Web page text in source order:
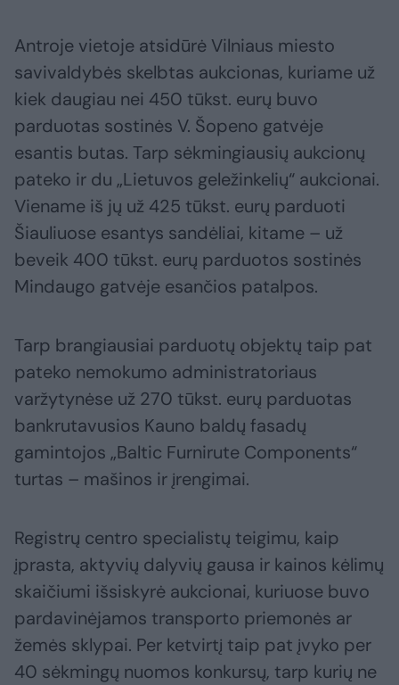
Antroje vietoje atsidūrė Vilniaus miesto
savivaldybės skelbtas aukcionas, kuriame už
kiek daugiau nei 450 tūkst. eurų buvo
parduotas sostinės V. Šopeno gatvėje
esantis butas. Tarp sėkmingiausių aukcionų
pateko ir du „Lietuvos geležinkelių“ aukcionai.
Viename iš jų už 425 tūkst. eurų parduoti
Šiauliuose esantys sandėliai, kitame – už
beveik 400 tūkst. eurų parduotos sostinės
Mindaugo gatvėje esančios patalpos.
Tarp brangiausiai parduotų objektų taip pat
pateko nemokumo administratoriaus
varžytynėse už 270 tūkst. eurų parduotas
bankrutavusios Kauno baldų fasadų
gamintojos „Baltic Furnirute Components“
turtas – mašinos ir įrengimai.
Registrų centro specialistų teigimu, kaip
įprasta, aktyvių dalyvių gausa ir kainos kėlimų
skaičiumi išsiskyrė aukcionai, kuriuose buvo
pardavinėjamos transporto priemonės ar
žemės sklypai. Per ketvirtį taip pat įvyko per
40 sėkmingų nuomos konkursų, tarp kurių ne